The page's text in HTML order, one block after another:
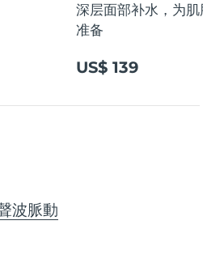
深层面部补水，为
准备
US$ 139
波脈動